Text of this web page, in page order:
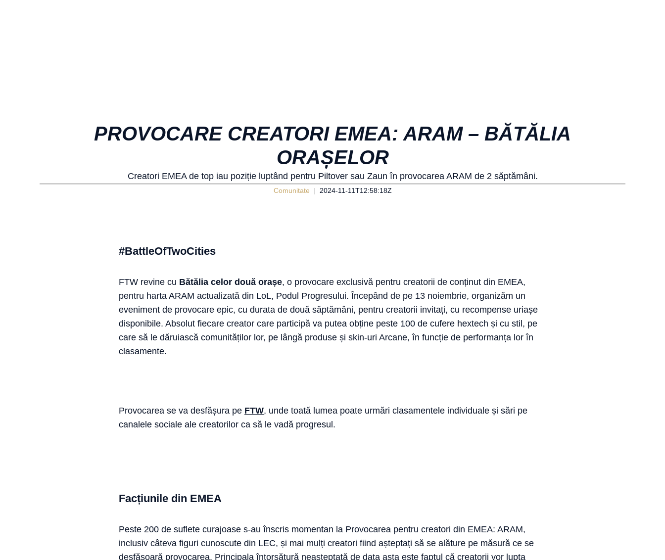
PROVOCARE CREATORI EMEA: ARAM – BĂTĂLIA
ORAȘELOR
Creatori EMEA de top iau poziție luptând pentru Piltover sau Zaun în provocarea ARAM de 2 săptămâni.
Comunitate 2024-11-11T12:58:18Z
#BattleOfTwoCities
FTW revine cu Bătălia celor două orașe, o provocare exclusivă pentru creatorii de conținut din EMEA,
pentru harta ARAM actualizată din LoL, Podul Progresului. Începând de pe 13 noiembrie, organizăm un
eveniment de provocare epic, cu durata de două săptămâni, pentru creatorii invitați, cu recompense uriașe
disponibile. Absolut fiecare creator care participă va putea obține peste 100 de cufere hextech și cu stil, pe
care să le dăruiască comunităților lor, pe lângă produse și skin-uri Arcane, în funcție de performanța lor în
clasamente.
Provocarea se va desfășura pe FTW, unde toată lumea poate urmări clasamentele individuale și sări pe
canalele sociale ale creatorilor ca să le vadă progresul.
Facțiunile din EMEA
Peste 200 de suflete curajoase s-au înscris momentan la Provocarea pentru creatori din EMEA: ARAM,
inclusiv câteva figuri cunoscute din LEC, și mai mulți creatori fiind așteptați să se alăture pe măsură ce se
desfășoară provocarea. Principala întorsătură neașteptată de data asta este faptul că creatorii vor lupta